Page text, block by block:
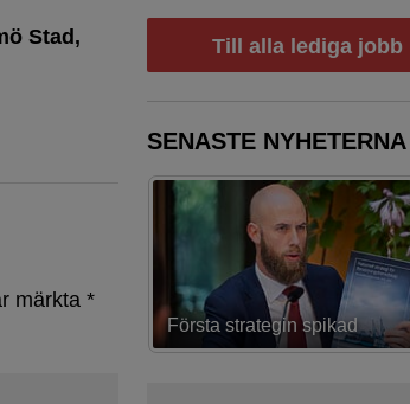
Stad
märkta *
Till alla lediga jobb
SENASTE NYHETERNA
Lovar bättring i ”akuta